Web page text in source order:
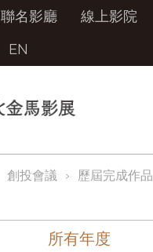
聯名影廳 線上影院
EN
創投會議 歷屆完成作品
所有年度